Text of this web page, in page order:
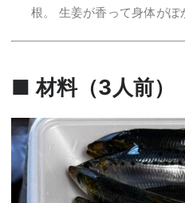
根。 生姜が香って身体がぽ
■ 材料（3人前）